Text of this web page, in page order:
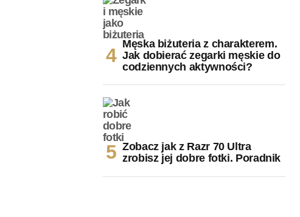
Męska biżuteria z charakterem.
Jak dobierać zegarki męskie do
codziennych aktywności?
Zobacz jak z Razr 70 Ultra
zrobisz jej dobre fotki. Poradnik